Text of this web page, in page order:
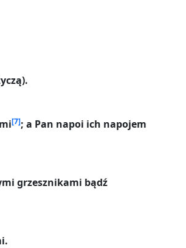
[7]; a Pan napoi ich napojem
grzesznikami bądź